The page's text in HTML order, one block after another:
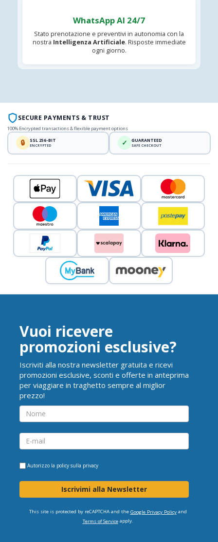
WhatsApp AI 24/7
Stato prenotazione e preventivi in autonomia con la
nostra Intelligenza Artificiale. Risposte immediate
ogni giorno.
SECURE PAYMENTS & TRUST
100% Encrypted transactions & flexible payment options
🔒 SSL 256-BIT
ENCRYPTED ✓ GUARANTEED
SAFE CHECKOUT
Vuoi ricevere
promozioni esclusive?
Iscriviti alla nostra newsletter gratuita e ricevi
promozioni esclusive, sconti e offerte in anteprima
per viaggiare in traghetto sempre al miglior
prezzo!
Autorizzo la policy sulla privacy
Iscrivimi alla Newsletter
This site is protected by reCAPTCHA and the Google Privacy Policyand
Terms of Serviceapply.